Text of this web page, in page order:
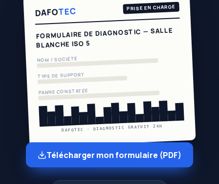
DAFOTEC PRISE EN CHARGE
FORMULAIRE DE DIAGNOSTIC — SALLE
BLANCHE ISO 5
NOM / SOCIÉTÉ
TYPE DE SUPPORT
PANNE CONSTATÉE
DAFOTEC · DIAGNOSTIC GRATUIT 24H
Télécharger mon formulaire (PDF)